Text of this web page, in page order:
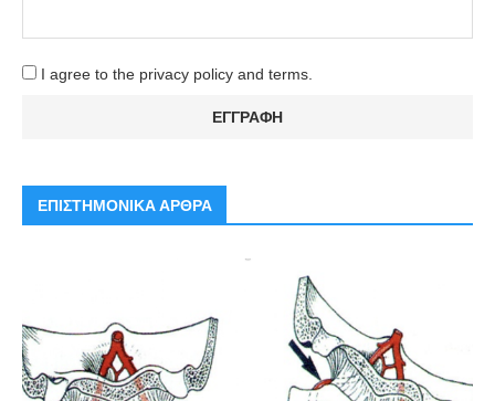
I agree to the privacy policy and terms.
ΕΠΙΣΤΗΜΟΝΙΚΑ ΑΡΘΡΑ